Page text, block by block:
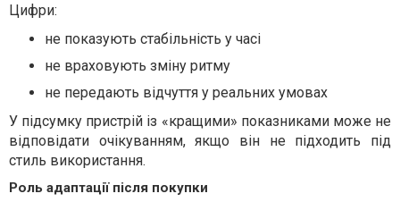
Цифри:
не показують стабільність у часі
не враховують зміну ритму
не передають відчуття у реальних умовах
У підсумку пристрій із «кращими» показниками може не
відповідати очікуванням, якщо він не підходить під
стиль використання.
Роль адаптації після покупки